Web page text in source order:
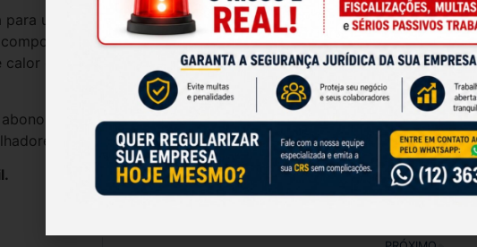
para um crescimento gradual do consumo ao longo do ano
das principais safras, os fatores climáticos como
e a demanda internacional de alimentos”, afirma o vice-
salarial do PIS/Pasep, que deve, segundo a Abras, destinar